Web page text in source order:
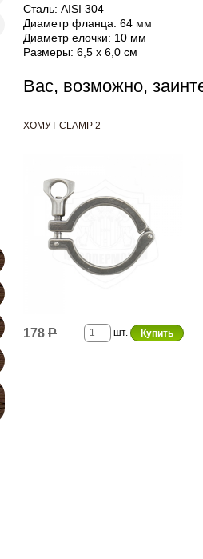
Сталь: AISI 304
Диаметр фланца: 64 мм
Диаметр елочки: 10 мм
Размеры: 6,5 х 6,0 см
Вас, возможно,
ХОМУТ CLAMP 2
шт.
178 Р